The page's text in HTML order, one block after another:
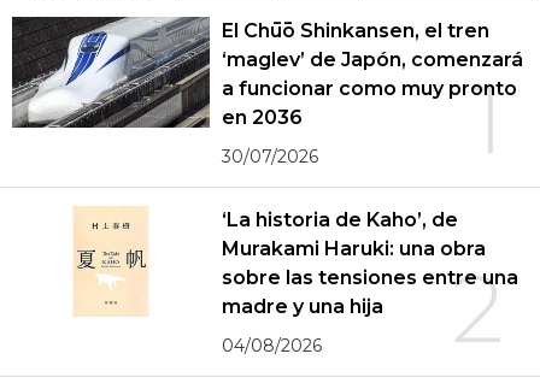
1
El Chūō Shinkansen, el tren
‘maglev’ de Japón, comenzará
a funcionar como muy pronto
en 2036
30/07/2026
2
‘La historia de Kaho’, de
Murakami Haruki: una obra
sobre las tensiones entre una
madre y una hija
04/08/2026